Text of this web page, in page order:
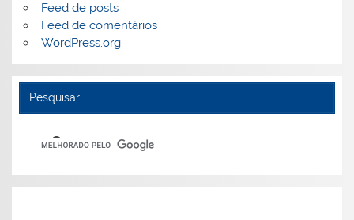
Feed de posts
Feed de comentários
WordPress.org
Pesquisar